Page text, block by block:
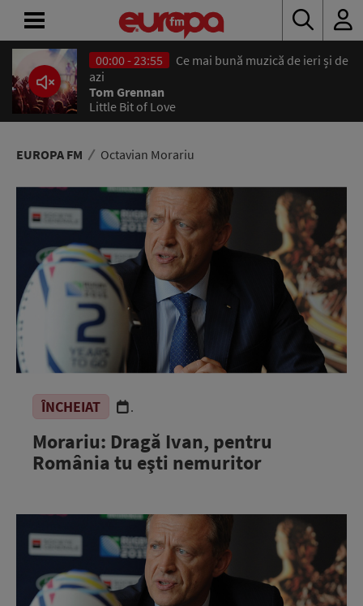
00:00 - 23:55
Ce mai bună muzică de ieri și de
azi
Tom Grennan
Little Bit of Love
EUROPA FM Octavian Morariu
ÎNCHEIAT .
Morariu: Dragă Ivan, pentru
România tu eşti nemuritor
ACASĂ
ȘTIRI
RADIO
CONCURSURI
PODCAST
ASCULTĂ
LIVE